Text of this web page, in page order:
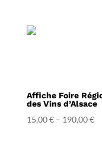
Affiche Foire
des Vins d’Alsace
15,00€– 190,00€